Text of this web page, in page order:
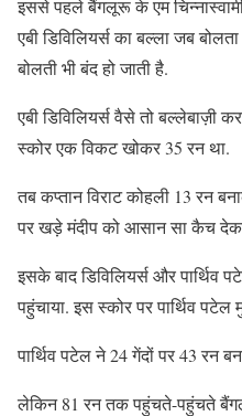
इससे पहले बैंगलूरू के एम
एबी डिविलियर्स का बल्ला जब
बोलती भी बंद हो जाती है.
एबी डिविलियर्स वैसे तो बल्लेबाज़ी
स्कोर एक विकट खोकर 35 रन था.
तब कप्तान विराट कोहली 13 रन
पर खड़े मंदीप को आसान सा कैच
इसके बाद डिविलियर्स और पार्थिव
पहुंचाया. इस स्कोर पर पार्थिव पटेल
पार्थिव पटेल ने 24 गेंदों पर 43 रन
लेकिन 81 रन तक पहुंचते-पहुंचते